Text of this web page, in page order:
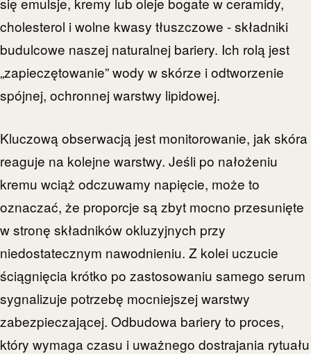
cholesterol i wolne kwasy tłuszczowe - składniki
budulcowe naszej naturalnej bariery. Ich rolą jest
„zapieczętowanie” wody w skórze i odtworzenie
spójnej, ochronnej warstwy lipidowej.
Kluczową obserwacją jest monitorowanie, jak skóra
reaguje na kolejne warstwy. Jeśli po nałożeniu
kremu wciąż odczuwamy napięcie, może to
oznaczać, że proporcje są zbyt mocno przesunięte
w stronę składników okluzyjnych przy
niedostatecznym nawodnieniu. Z kolei uczucie
ściągnięcia krótko po zastosowaniu samego serum
sygnalizuje potrzebę mocniejszej warstwy
zabezpieczającej. Odbudowa bariery to proces,
który wymaga czasu i uważnego dostrajania rytuału